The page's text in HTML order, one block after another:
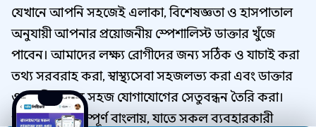
যেখানে আপনি সহজেই এলাকা, বিশেষজ্ঞতা ও হাসপাতাল
অনুযায়ী আপনার প্রয়োজনীয় স্পেশালিস্ট ডাক্তার খুঁজে
পাবেন। আমাদের লক্ষ্য রোগীদের জন্য সঠিক ও যাচাই করা
তথ্য সরবরাহ করা, স্বাস্থ্যসেবা সহজলভ্য করা এবং ডাক্তার
ও রোগীর মধ্যে সহজ যোগাযোগের সেতুবন্ধন তৈরি করা।
পুরো সাইটটি সম্পূর্ণ বাংলায়, যাতে সকল ব্যবহারকারী